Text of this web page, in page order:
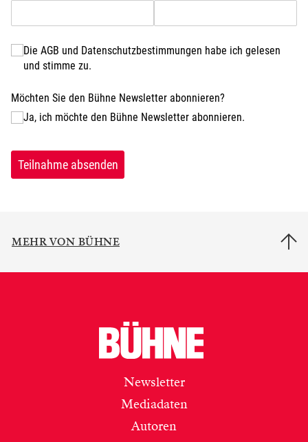
AGB und Datenschutz*
(erforderlich)
Die AGB und Datenschutzbestimmungen habe ich gelesen
und stimme zu.
Möchten Sie den Bühne Newsletter abonnieren?
Ja, ich möchte den Bühne Newsletter abonnieren.
Teilnahme absenden
MEHR VON BÜHNE
Newsletter
Mediadaten
Autoren